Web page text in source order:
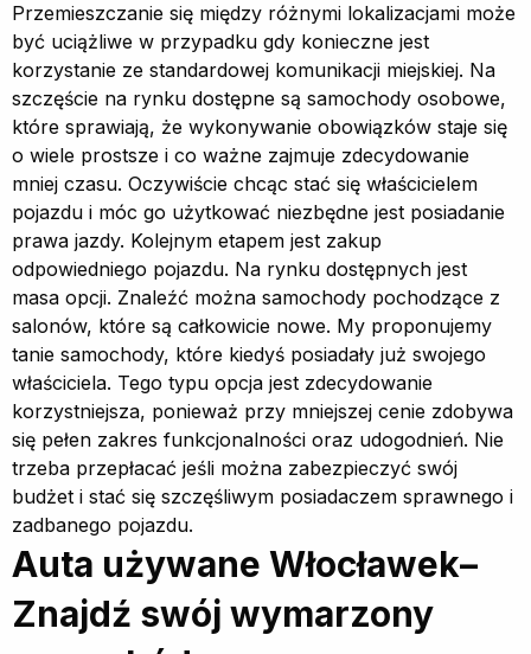
Przemieszczanie się między różnymi lokalizacjami może
być uciążliwe w przypadku gdy konieczne jest
korzystanie ze standardowej komunikacji miejskiej. Na
szczęście na rynku dostępne są samochody osobowe,
które sprawiają, że wykonywanie obowiązków staje się
o wiele prostsze i co ważne zajmuje zdecydowanie
mniej czasu. Oczywiście chcąc stać się właścicielem
pojazdu i móc go użytkować niezbędne jest posiadanie
prawa jazdy. Kolejnym etapem jest zakup
odpowiedniego pojazdu. Na rynku dostępnych jest
masa opcji. Znaleźć można samochody pochodzące z
salonów, które są całkowicie nowe. My proponujemy
tanie samochody, które kiedyś posiadały już swojego
właściciela. Tego typu opcja jest zdecydowanie
korzystniejsza, ponieważ przy mniejszej cenie zdobywa
się pełen zakres funkcjonalności oraz udogodnień. Nie
trzeba przepłacać jeśli można zabezpieczyć swój
budżet i stać się szczęśliwym posiadaczem sprawnego i
zadbanego pojazdu.
Auta używane Włocławek–
Znajdź swój wymarzony